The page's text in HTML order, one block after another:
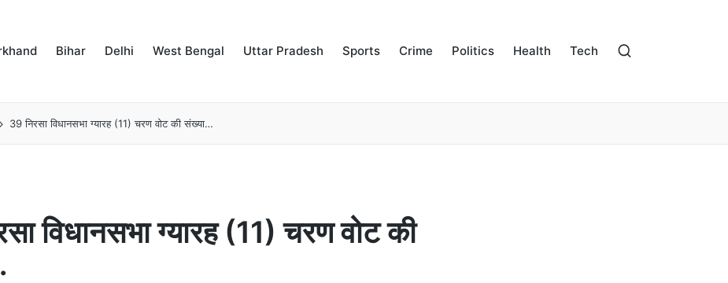
Bihar Delhi West Bengal Uttar Pradesh Sports Crime Politics Health Tech
39 निरसा विधानसभा ग्यारह (11) चरण वोट की संख्या…
विधानसभा ग्यारह (11) चरण वोट की